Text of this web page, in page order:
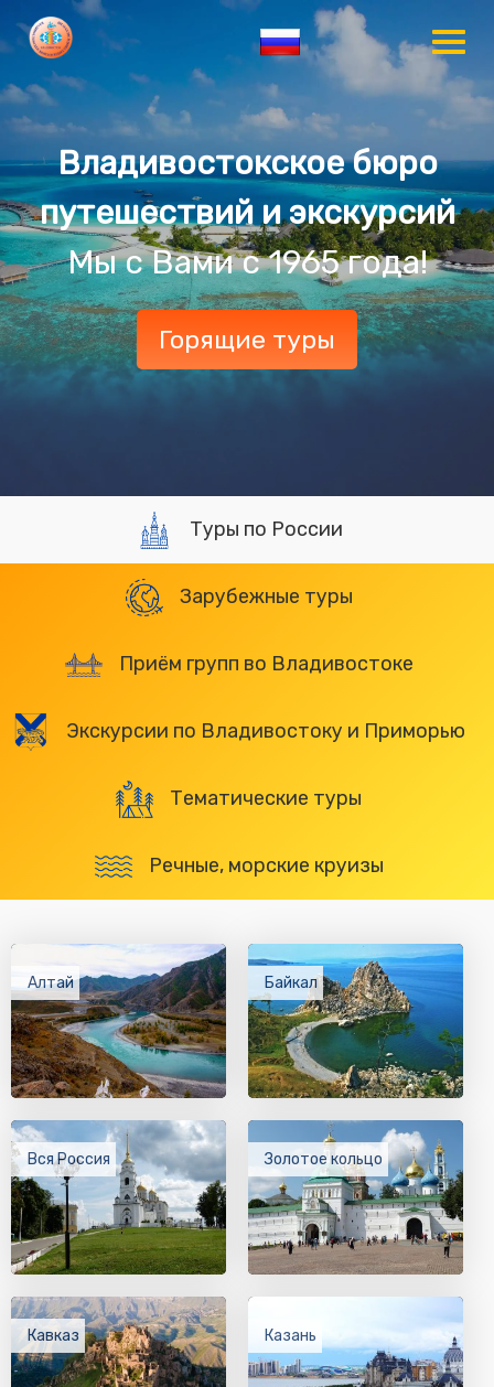
Владивостокское бюро
путешествий и экскурсий
Мы с Вами с 1965 года!
Горящие туры
Туры по России
Зарубежные туры
Приём групп во Владивостоке
Экскурсии по Владивостоку и Приморью
Тематические туры
Речные, морские круизы
Алтай Байкал
Вся Россия Золотое кольцо
Кавказ Казань